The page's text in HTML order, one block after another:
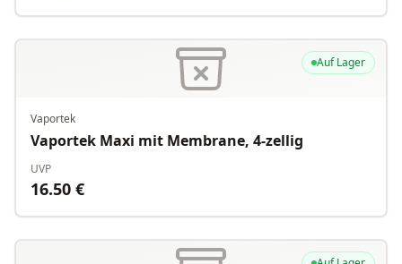
Auf Lager
Vaportek
Vaportek Maxi mit Membrane, 4-zellig
UVP
16.50 €